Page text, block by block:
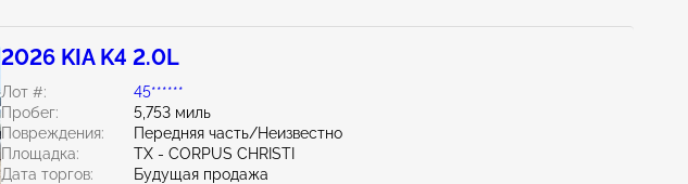
2026 KIA K4 2.0L
Лот #:
45******
Пробег:
5,753 миль
Повреждения:
Передняя часть/Неизвестно
Площадка:
TX - CORPUS CHRISTI
Дата торгов:
Будущая продажа